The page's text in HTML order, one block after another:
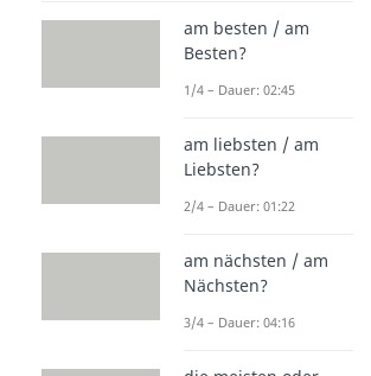
am besten / am
Besten?
1/4 – Dauer: 02:45
am liebsten / am
Liebsten?
2/4 – Dauer: 01:22
am nächsten / am
Nächsten?
3/4 – Dauer: 04:16